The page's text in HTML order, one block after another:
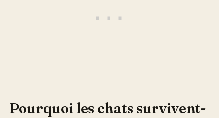
Pourquoi les chats survivent-